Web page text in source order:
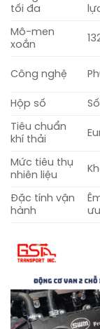
tối đa
Mô-men
xoắn
Công nghệ
Hộp số
Tiêu chuẩn
khí thải
Mức tiêu thụ
nhiên liệu
Đặc tính vận
hành